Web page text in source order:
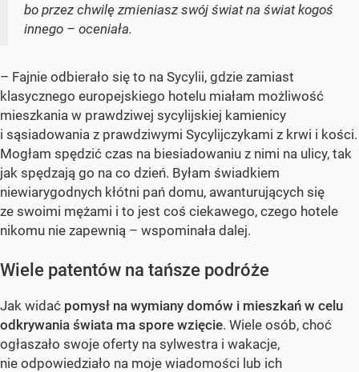
bo przez chwilę zmieniasz swój świat na świat kogoś
innego – oceniała.
– Fajnie odbierało się to na Sycylii, gdzie zamiast
klasycznego europejskiego hotelu miałam możliwość
mieszkania w prawdziwej sycylijskiej kamienicy
i sąsiadowania z prawdziwymi Sycylijczykami z krwi i kości.
Mogłam spędzić czas na biesiadowaniu z nimi na ulicy, tak
jak spędzają go na co dzień. Byłam świadkiem
niewiarygodnych kłótni pań domu, awanturujących się
ze swoimi mężami i to jest coś ciekawego, czego hotele
nikomu nie zapewnią – wspominała dalej.
Wiele patentów na tańsze podróże
Jak widać pomysł na wymiany domów i mieszkań w celu
odkrywania świata ma spore wzięcie. Wiele osób, choć
ogłaszało swoje oferty na sylwestra i wakacje,
nie odpowiedziało na moje wiadomości lub ich